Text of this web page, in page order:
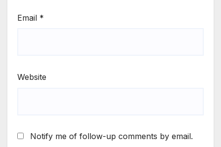
Email *
Website
Notify me of follow-up comments by email.